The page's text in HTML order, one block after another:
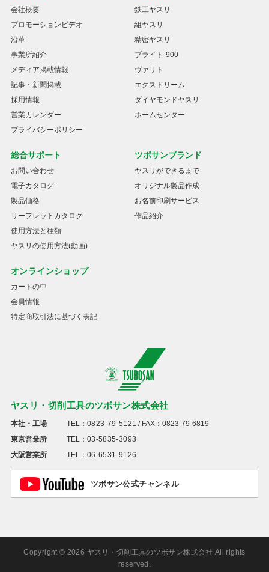
ヤスリ・切削工具のツボサン株式会社
本社・工場 TEL： 0823-79-5121 / FAX：0823-79-6819
東京営業所
TEL： 03-5835-3093
大阪営業所
TEL： 06-6531-9126
ツボサン公式チャンネル
会社概要
プロモーションビデオ
沿革
事業所紹介
メディア掲載情報
記事・新聞掲載
採用情報
営業カレンダー
プライバシーポリシー
鉄工ヤスリ
組ヤスリ
精密ヤスリ
ブライト-900
ヴァリト
エクストリーム
ダイヤモンドヤスリ
ホームセンター
総合サポート
お問い合わせ
電子カタログ
製品価格
リーフレットカタログ
使用方法と種類
ヤスリの使用方法(動画)
ツボサンブランド
ヤスリができるまで
オリジナル製品作成
お名前印刷サービス
作品紹介
オンラインショップ
カートの中
会員情報
特定商取引法に基づく表記
Copyright © 2026 ヤスリ・切削工具のツボサン株式会社 All rights
reserved.